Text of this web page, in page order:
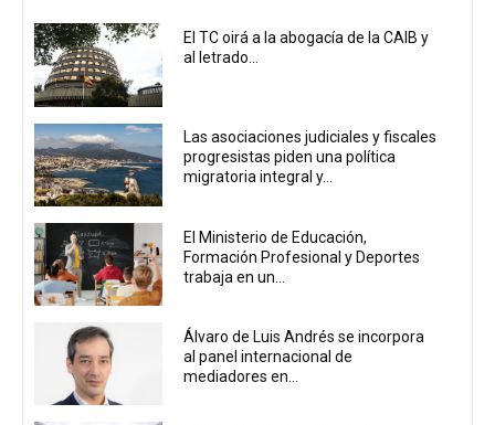
El TC oirá a la abogacía de la CAIB y
al letrado...
Las asociaciones judiciales y fiscales
progresistas piden una política
migratoria integral y...
El Ministerio de Educación,
Formación Profesional y Deportes
trabaja en un...
Álvaro de Luis Andrés se incorpora
al panel internacional de
mediadores en...